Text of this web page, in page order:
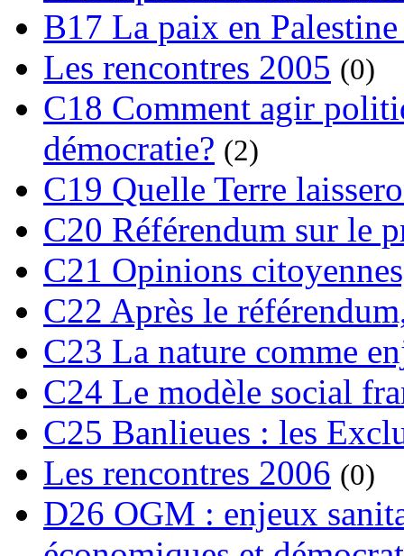
B17 La paix en
Les rencontres 2005 (0)
C18 Comment agir
démocratie? (2)
C19 Quelle Terre
C20 Référendum sur le
C21 Opinions
C22 Après le
C23 La nature comme
C24 Le modèle social
C25 Banlieues : les
Les rencontres 2006 (0)
D26 OGM : enjeux